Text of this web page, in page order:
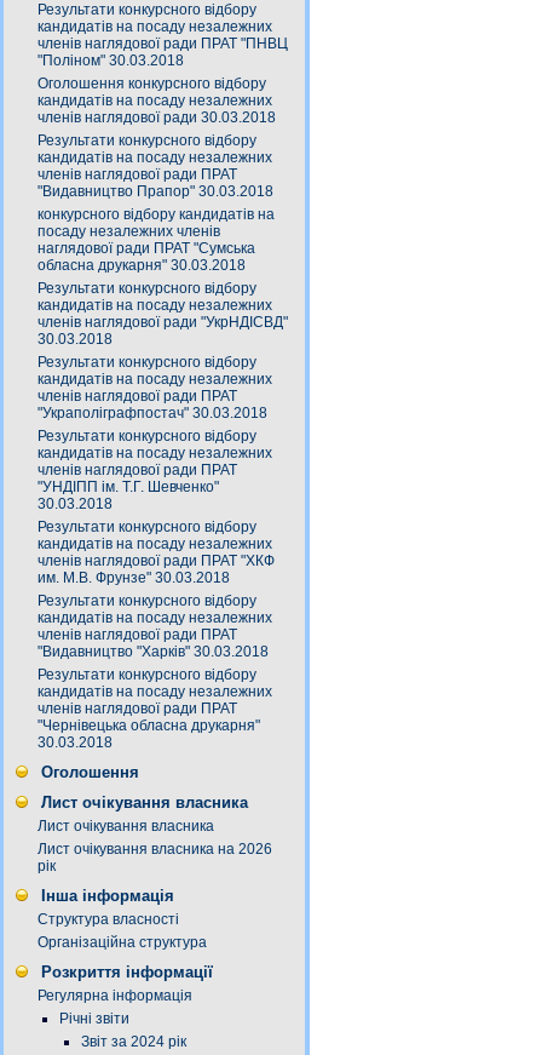
Результати конкурсного відбору
кандидатів на посаду незалежних
членів наглядової ради ПРАТ "ПНВЦ
"Поліном" 30.03.2018
Оголошення конкурсного відбору
кандидатів на посаду незалежних
членів наглядової ради 30.03.2018
Результати конкурсного відбору
кандидатів на посаду незалежних
членів наглядової ради ПРАТ
"Видавництво Прапор" 30.03.2018
конкурсного відбору кандидатів на
посаду незалежних членів
наглядової ради ПРАТ "Сумська
обласна друкарня" 30.03.2018
Результати конкурсного відбору
кандидатів на посаду незалежних
членів наглядової ради "УкрНДІСВД"
30.03.2018
Результати конкурсного відбору
кандидатів на посаду незалежних
членів наглядової ради ПРАТ
"Украполіграфпостач" 30.03.2018
Результати конкурсного відбору
кандидатів на посаду незалежних
членів наглядової ради ПРАТ
"УНДІПП ім. Т.Г. Шевченко"
30.03.2018
Результати конкурсного відбору
кандидатів на посаду незалежних
членів наглядової ради ПРАТ "ХКФ
им. М.В. Фрунзе" 30.03.2018
Результати конкурсного відбору
кандидатів на посаду незалежних
членів наглядової ради ПРАТ
"Видавництво "Харків" 30.03.2018
Результати конкурсного відбору
кандидатів на посаду незалежних
членів наглядової ради ПРАТ
"Чернівецька обласна друкарня"
30.03.2018
Оголошення
Лист очікування власника
Лист очікування власника
Лист очікування власника на 2026
рік
Інша інформація
Структура власності
Організаційна структура
Розкриття інформації
Регулярна інформація
Річні звіти
Звіт за 2024 рік